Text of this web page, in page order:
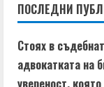
u
e
R
ПОСЛЕДНИ
Стоях в
адвокатката на
увереност,